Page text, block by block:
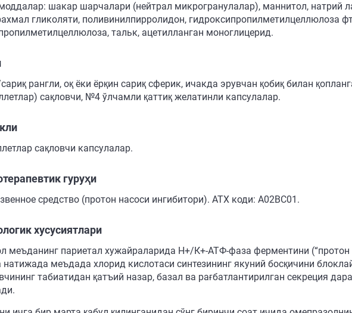
шакар шарчалари (нейтрал микрогранулалар), маннитол, натрий
гликоляти, поливинилпирролидон, гидроксипропилметилцеллюлоза
тальк, ацетилланган моноглицерид.
рангли, оқ ёки ёрқин сариқ сферик, ичакда эрувчан қобиқ билан
сақловчи, №4 ўлчамли қаттиқ желатинли капсулалар.
сақловчи капсулалар.
гуруҳи
средство (протон насоси ингибитори). АТХ коди: А02ВС01.
хусусиятлари
меъданинг париетал хужайраларида Н+/К+-АТФ-фаза ферментини (“протон
натижада меъдада хлорид кислотаси синтезининг якуний босқичини
табиатидан қатъий назар, базал ва рағбатлантирилган секреция